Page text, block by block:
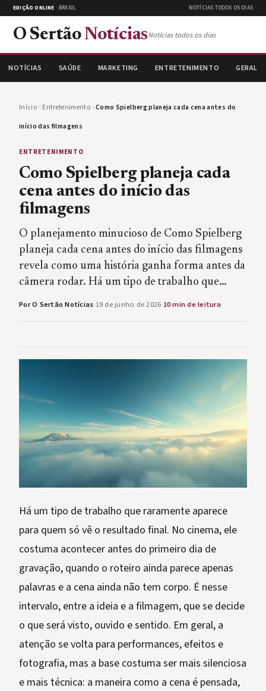
EDIÇÃO ONLINE · BRASIL NOTÍCIAS TODOS OS DIAS
O Sertão NotíciasNotícias todos os dias
NOTÍCIAS SAÚDE MARKETING ENTRETENIMENTO GERAL
Início › Entretenimento ›Como Spielberg planeja cada cena antes do
início das filmagens
ENTRETENIMENTO
Como Spielberg planeja cada
cena antes do início das
filmagens
O planejamento minucioso de Como Spielberg
planeja cada cena antes do início das filmagens
revela como uma história ganha forma antes da
câmera rodar. Há um tipo de trabalho que…
Por O Sertão Notícias·19 de junho de 2026·10 min de leitura
Há um tipo de trabalho que raramente aparece
para quem só vê o resultado final. No cinema, ele
costuma acontecer antes do primeiro dia de
gravação, quando o roteiro ainda parece apenas
palavras e a cena ainda não tem corpo. É nesse
intervalo, entre a ideia e a filmagem, que se decide
o que será visto, ouvido e sentido. Em geral, a
atenção se volta para performances, efeitos e
fotografia, mas a base costuma ser mais silenciosa
e mais técnica: a maneira como a cena é pensada,